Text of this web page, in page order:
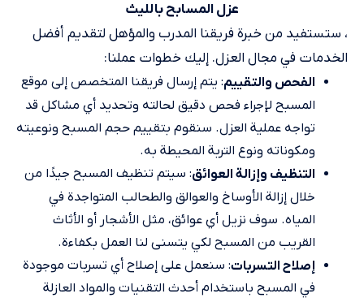
عزل المسابح بالليث
، ستستفيد من خبرة فريقنا المدرب والمؤهل لتقديم أفضل
الخدمات في مجال العزل. إليك خطوات عملنا:
الفحص والتقييم: يتم إرسال فريقنا المتخصص إلى موقع
المسبح لإجراء فحص دقيق لحالته وتحديد أي مشاكل قد
تواجه عملية العزل. سنقوم بتقييم حجم المسبح ونوعيته
ومكوناته ونوع التربة المحيطة به.
التنظيف وإزالة العوائق: سيتم تنظيف المسبح جيدًا من
خلال إزالة الأوساخ والعوالق والطحالب المتواجدة في
المياه. سوف نزيل أي عوائق، مثل الأشجار أو الأثاث
القريب من المسبح لكي يتسنى لنا العمل بكفاءة.
إصلاح التسربات: سنعمل على إصلاح أي تسربات موجودة
في المسبح باستخدام أحدث التقنيات والمواد العازلة